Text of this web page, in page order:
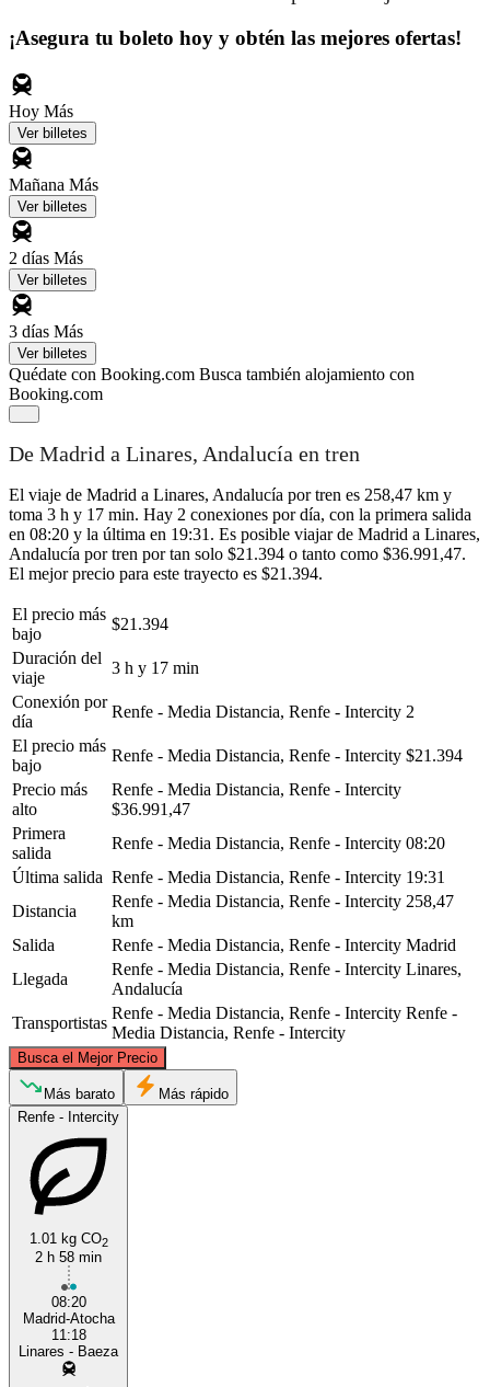
¡Asegura tu boleto hoy y obtén las mejores ofertas!
Hoy Más
Ver billetes
Mañana Más
Ver billetes
2 días Más
Ver billetes
3 días Más
Ver billetes
Quédate con Booking.com Busca también alojamiento con
Booking.com
De Madrid a Linares, Andalucía en tren
El viaje de Madrid a Linares, Andalucía por tren es 258,47 km y
toma 3 h y 17 min. Hay 2 conexiones por día, con la primera salida
en 08:20 y la última en 19:31. Es posible viajar de Madrid a Linares,
Andalucía por tren por tan solo $21.394 o tanto como $36.991,47.
El mejor precio para este trayecto es $21.394.
El precio más
bajo
$21.394
Duración del
viaje
3 h y 17 min
Conexión por
día
Renfe - Media Distancia, Renfe - Intercity 2
El precio más
bajo
Renfe - Media Distancia, Renfe - Intercity $21.394
Precio más
alto
Renfe - Media Distancia, Renfe - Intercity
$36.991,47
Primera
salida
Renfe - Media Distancia, Renfe - Intercity 08:20
Última salida Renfe - Media Distancia, Renfe - Intercity 19:31
Distancia
Renfe - Media Distancia, Renfe - Intercity 258,47
km
Salida
Renfe - Media Distancia, Renfe - Intercity Madrid
Llegada
Renfe - Media Distancia, Renfe - Intercity Linares,
Andalucía
Transportistas
Renfe - Media Distancia, Renfe - Intercity Renfe -
Media Distancia, Renfe - Intercity
Busca el Mejor Precio
©CARTO, ©OpenStreetMap
Más barato
Más rápido
Renfe - Intercity
1.01 kg CO2
2 h 58 min
08:20
Madrid-Atocha
11:18
Linares - Baeza